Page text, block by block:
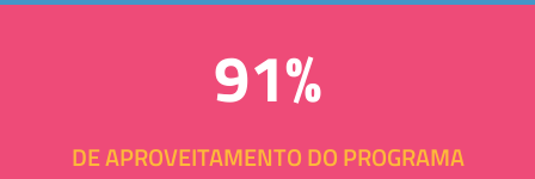
91%
DE APROVEITAMENTO DO PROGRAMA